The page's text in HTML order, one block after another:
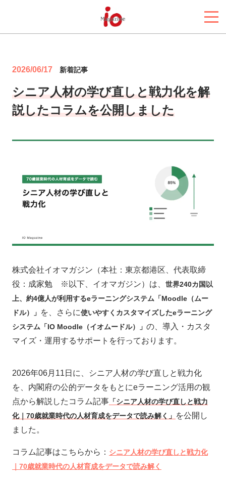
2026/06/17 新着記事
シニア人材の学び直しと戦力化を解
説したコラムを公開しました
株式会社イオマガジン（本社：東京都港区、代表取締
役：成家勉 ※以下、イオマガジン）は、 世界240カ国以
上、約4億人が利用するeラーニングシステム「Moodle（ムー
ドル）」 を、さらに使いやすくカスタマイズしたeラーニング
システム「IO Moodle（イオムードル）」 の、導入・カスタ
マイズ・運用するサポートを行っております。
2026年06月11日に、シニア人材の学び直しと戦力化
を、内閣府の公的データをもとにeラーニング活用の観
点から解説したコラム記事 「シニア人材の学び直しと戦力
化｜70歳就業時代の人材育成をデータで読み解く」 を公開し
ました。
コラム記事はこちらから： シニア人材の学び直しと戦力化
｜70歳就業時代の人材育成をデータで読み解く